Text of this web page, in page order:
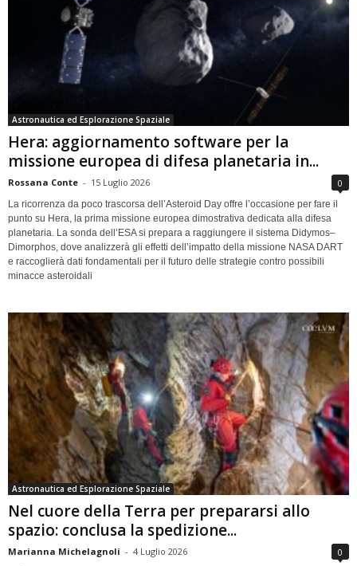
Astronautica ed Esplorazione Spaziale
Hera: aggiornamento software per la
missione europea di difesa planetaria in...
Rossana Conte - 15 Luglio 2026 0
La ricorrenza da poco trascorsa dell’Asteroid Day offre l’occasione per fare il
punto su Hera, la prima missione europea dimostrativa dedicata alla difesa
planetaria. La sonda dell’ESA si prepara a raggiungere il sistema Didymos–
Dimorphos, dove analizzerà gli effetti dell’impatto della missione NASA DART
e raccoglierà dati fondamentali per il futuro delle strategie contro possibili
minacce asteroidali
Astronautica ed Esplorazione Spaziale
Nel cuore della Terra per prepararsi allo
spazio: conclusa la spedizione...
Marianna Michelagnoli - 4 Luglio 2026 0